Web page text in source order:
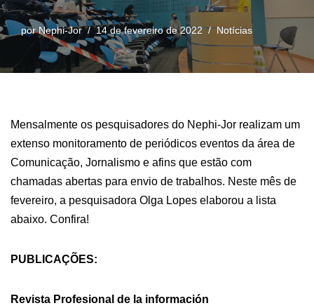
porNephi-Jor 14 de fevereiro de 2022 Notícias
Mensalmente os pesquisadores do Nephi-Jor realizam um
extenso monitoramento de periódicos eventos da área de
Comunicação, Jornalismo e afins que estão com
chamadas abertas para envio de trabalhos. Neste mês de
fevereiro, a pesquisadora Olga Lopes elaborou a lista
abaixo. Confira!
PUBLICAÇÕES:
Revista Profesional de la información